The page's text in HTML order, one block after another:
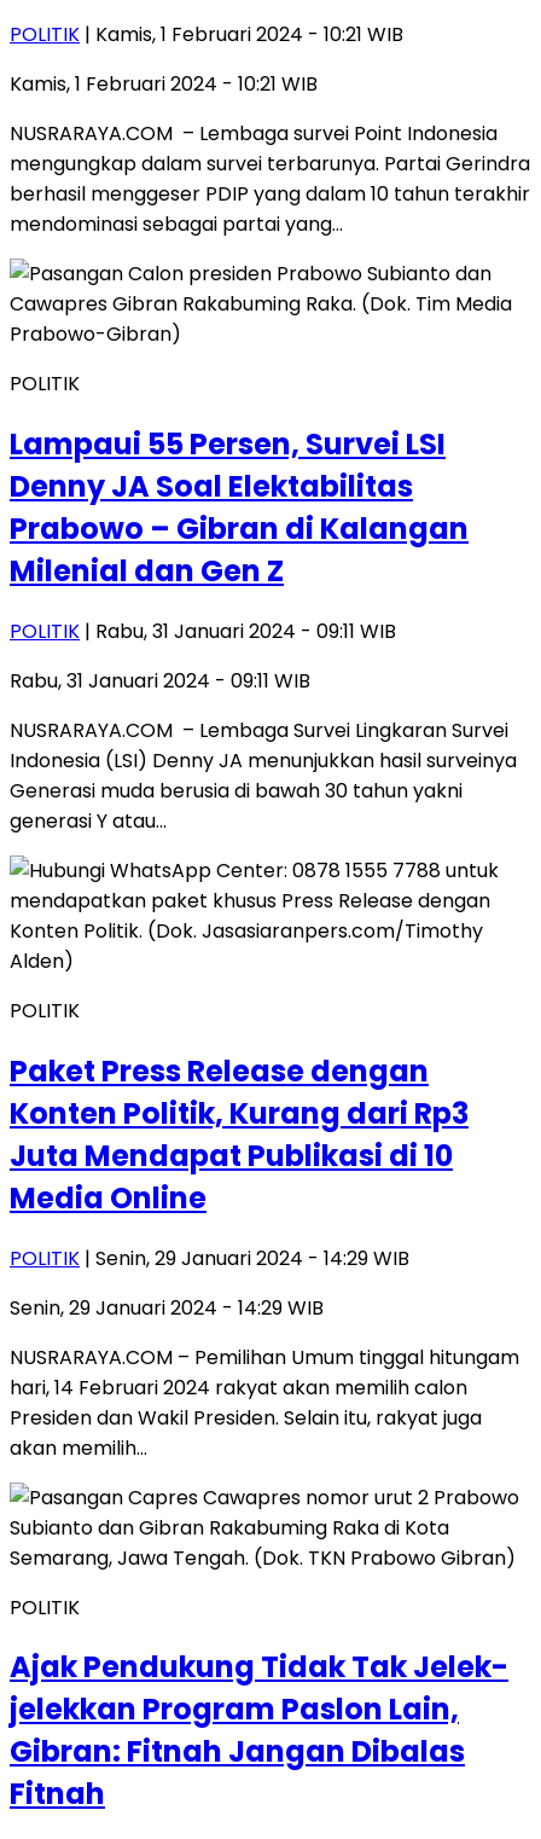
POLITIK | Kamis, 1 Februari 2024 - 10:21 WIB
Kamis, 1 Februari 2024 - 10:21 WIB
NUSRARAYA.COM – Lembaga survei Point Indonesia
mengungkap dalam survei terbarunya. Partai Gerindra
berhasil menggeser PDIP yang dalam 10 tahun terakhir
mendominasi sebagai partai yang…
POLITIK
Lampaui 55 Persen, Survei LSI
Denny JA Soal Elektabilitas
Prabowo – Gibran di Kalangan
Milenial dan Gen Z
POLITIK | Rabu, 31 Januari 2024 - 09:11 WIB
Rabu, 31 Januari 2024 - 09:11 WIB
NUSRARAYA.COM – Lembaga Survei Lingkaran Survei
Indonesia (LSI) Denny JA menunjukkan hasil surveinya
Generasi muda berusia di bawah 30 tahun yakni
generasi Y atau…
POLITIK
Paket Press Release dengan
Konten Politik, Kurang dari Rp3
Juta Mendapat Publikasi di 10
Media Online
POLITIK | Senin, 29 Januari 2024 - 14:29 WIB
Senin, 29 Januari 2024 - 14:29 WIB
NUSRARAYA.COM – Pemilihan Umum tinggal hitungam
hari, 14 Februari 2024 rakyat akan memilih calon
Presiden dan Wakil Presiden. Selain itu, rakyat juga
akan memilih…
POLITIK
Ajak Pendukung Tidak Tak Jelek-
jelekkan Program Paslon Lain,
Gibran: Fitnah Jangan Dibalas
Fitnah